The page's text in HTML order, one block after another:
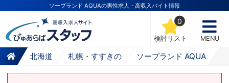
ソープランド AQUAの男性求人・高収入バイト情報
検討リスト
0
MENU
北海道 札幌・すすきの ソープランド AQUA